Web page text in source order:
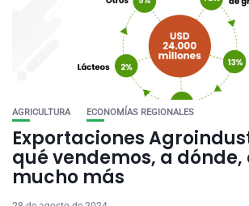
AGRICULTURA ECONOMÍAS REGIONALES
Exportaciones
qué vendemos, a
mucho más